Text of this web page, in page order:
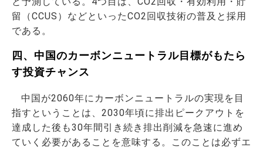
留（CCUS）などといったCO2回収技術の普及と採用
である。
四、中国のカーボンニュートラル目標がもたら
す投資チャンス
中国が2060年にカーボンニュートラルの実現を目
指すということは、2030年頃に排出ピークアウトを
達成した後も30年間引き続き排出削減を急速に進め
ていく必要があることを意味する。このことは必ずエ